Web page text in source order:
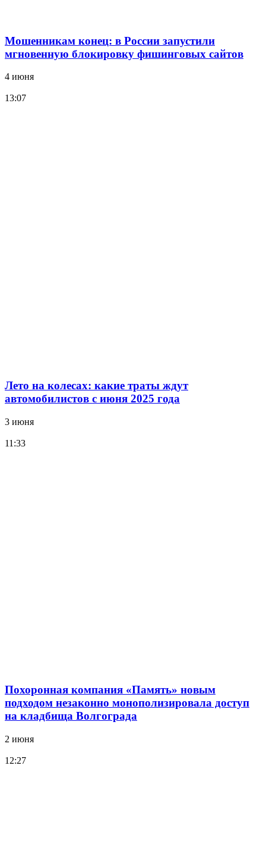
Мошенникам конец: в России запустили
мгновенную блокировку фишинговых сайтов
4 июня
13:07
Лето на колесах: какие траты ждут
автомобилистов с июня 2025 года
3 июня
11:33
Похоронная компания «Память» новым
подходом незаконно монополизировала доступ
на кладбища Волгограда
2 июня
12:27